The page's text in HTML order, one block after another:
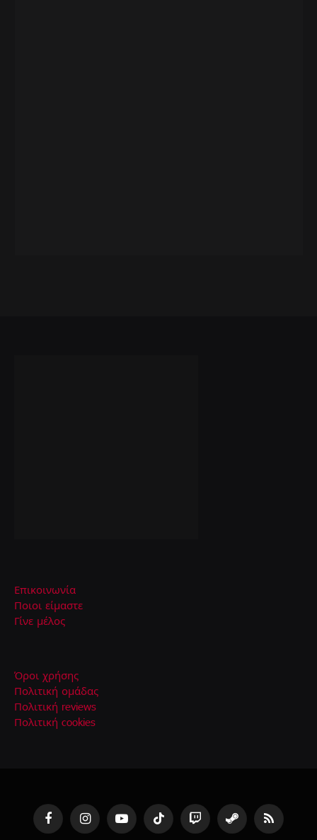
Επικοινωνία
Ποιοι είμαστε
Γίνε μέλος
Όροι χρήσης
Πολιτική ομάδας
Πολιτική reviews
Πολιτική cookies
FacebookInstagramYouTubeTikTok Twitch Steam RSS